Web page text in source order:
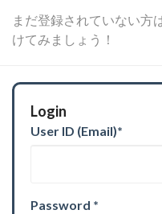
まだ登録されていない方
けてみましょう！
Login
User ID (Email)*
Password *